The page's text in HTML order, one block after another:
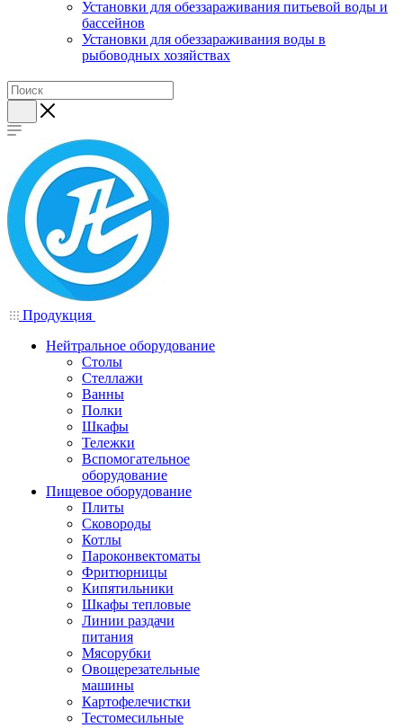
Установки для обеззараживания питьевой воды и
бассейнов
Установки для обеззараживания воды в
рыбоводных хозяйствах
Продукция
Нейтральное оборудование
Столы
Стеллажи
Ванны
Полки
Шкафы
Тележки
Вспомогательное
оборудование
Пищевое оборудование
Плиты
Сковороды
Котлы
Пароконвектоматы
Фритюрницы
Кипятильники
Шкафы тепловые
Линии раздачи
питания
Мясорубки
Овощерезательные
машины
Картофелечистки
Тестомесильные